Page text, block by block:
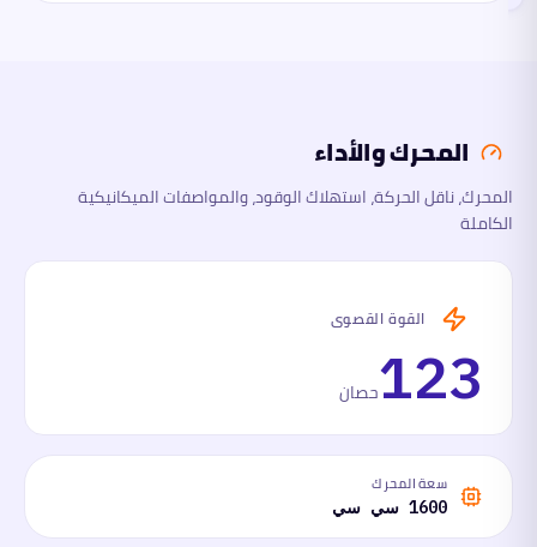
المحرك والأداء
المحرك، ناقل الحركة، استهلاك الوقود، والمواصفات الميكانيكية
الكاملة
القوة القصوى
123حصان
سعة المحرك
1600 سي سي